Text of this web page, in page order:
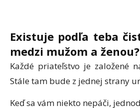
Existuje podľa teba
medzi mužom a ženou?
Každé priateľstvo je založené
Stále tam bude z jednej strany
Keď sa vám niekto nepáči,